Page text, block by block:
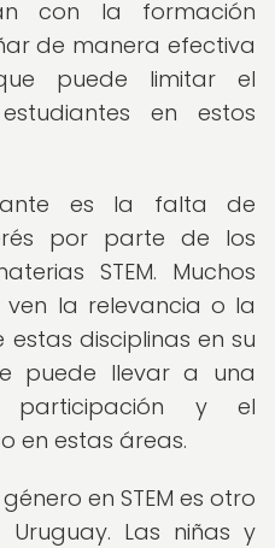
con la formación
de manera efectiva
puede limitar el
en estos
es la falta de
por parte de los
STEM. Muchos
ven la relevancia o la
disciplinas en su
puede llevar a una
participación y el
en estas áreas.
en STEM es otro
Las niñas y